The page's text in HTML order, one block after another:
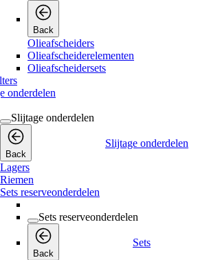
Back
Olieafscheiders
Olieafscheiderelementen
Olieafscheidersets
onderdelen
Slijtage onderdelen
Back
Slijtage onderdelen
Lagers
Riemen
Sets reserveonderdelen
Sets reserveonderdelen
Back
Sets